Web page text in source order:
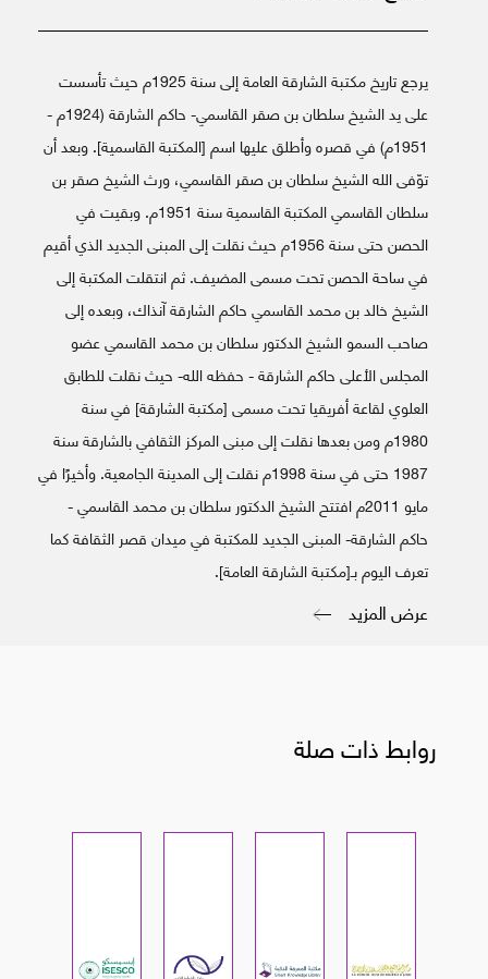
يرجع تاريخ مكتبة الشارقة العامة إلى سنة 1925م حيث تأسست
على يد الشيخ سلطان بن صقر القاسمي- حاكم الشارقة (1924م -
1951م) في قصره وأطلق عليها اسم [المكتبة القاسمية]. وبعد أن
توّفى الله الشيخ سلطان بن صقر القاسمي، ورث الشيخ صقر بن
سلطان القاسمي المكتبة القاسمية سنة 1951م. وبقيت في
الحصن حتى سنة 1956م حيث نقلت إلى المبنى الجديد الذي أقيم
في ساحة الحصن تحت مسمى المضيف. ثم انتقلت المكتبة إلى
الشيخ خالد بن محمد القاسمي حاكم الشارقة آنذاك، وبعده إلى
صاحب السمو الشيخ الدكتور سلطان بن محمد القاسمي عضو
المجلس الأعلى حاكم الشارقة - حفظه الله- حيث نقلت للطابق
العلوي لقاعة أفريقيا تحت مسمى [مكتبة الشارقة] في سنة
1980م ومن بعدها نقلت إلى مبنى المركز الثقافي بالشارقة سنة
1987 حتى في سنة 1998م نقلت إلى المدينة الجامعية. وأخيرًا في
مايو 2011م افتتح الشيخ الدكتور سلطان بن محمد القاسمي -
حاكم الشارقة- المبنى الجديد للمكتبة في ميدان قصر الثقافة كما
تعرف اليوم بـ[مكتبة الشارقة العامة].
عرض المزيد
روابط ذات صلة